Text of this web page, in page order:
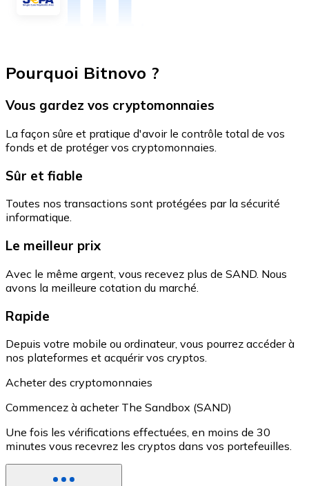
Pourquoi Bitnovo ?
Vous gardez vos cryptomonnaies
La façon sûre et pratique d'avoir le contrôle total de vos
fonds et de protéger vos cryptomonnaies.
Sûr et fiable
Toutes nos transactions sont protégées par la sécurité
informatique.
Le meilleur prix
Avec le même argent, vous recevez plus de SAND. Nous
avons la meilleure cotation du marché.
Rapide
Depuis votre mobile ou ordinateur, vous pourrez accéder à
nos plateformes et acquérir vos cryptos.
Acheter des cryptomonnaies
Commencez à acheter The Sandbox (SAND)
Une fois les vérifications effectuées, en moins de 30
minutes vous recevrez les cryptos dans vos portefeuilles.